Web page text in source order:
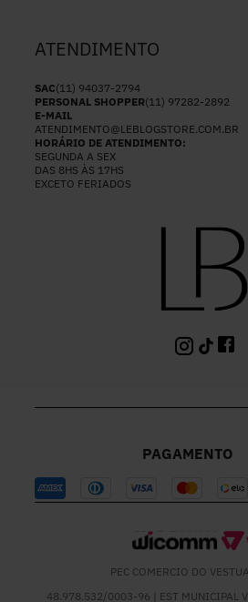
ATENDIMENTO
SAC(11) 94037-2794
PERSONAL SHOPPER(11) 97282-2892
E-MAIL
ATENDIMENTO@LEBLOGSTORE.COM.BR
HORÁRIO DE ATENDIMENTO:
SEGUNDA A SEX
DAS 8HS ÀS 17HS
EXCETO FERIADOS
PAGAMENTO
PEC COMERCIO DO
48.978.532/0003-96 | EST MUNICIPAL